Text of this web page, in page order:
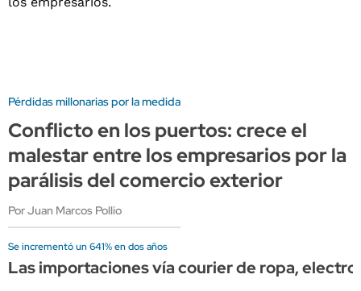
Pérdidas millonarias por la medida
Conflicto en los puertos: crece el
malestar entre los empresarios por la
parálisis del comercio exterior
Por Juan Marcos Pollio
Se incrementó un 641% en dos años
Las importaciones vía courier de ropa,